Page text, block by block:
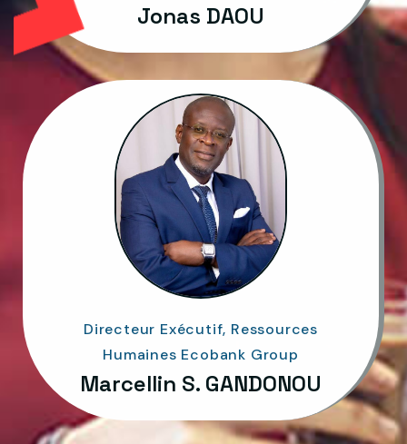
Jonas DAOU
Directeur Exécutif, Ressources
Humaines Ecobank Group
Marcellin S. GANDONOU